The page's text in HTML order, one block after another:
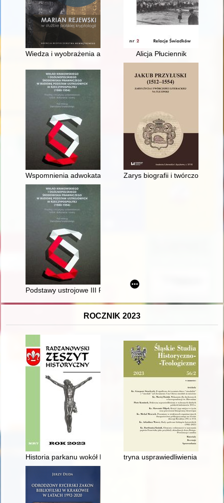
Wiedza i wyobrażenia aparatu represji Polski Ludowej o
Alicja Płuciennik
Wspomnienia adwokata-obrońcy w procesach politycznych w
Zarys biografii i twórczość
Podstawy ustrojowe III Rzeczypospolitej Polskiej
ROCZNIK 2023
Historia parkanu wokół kościoła w Radzanowie
tryna usprawiedliwienia w